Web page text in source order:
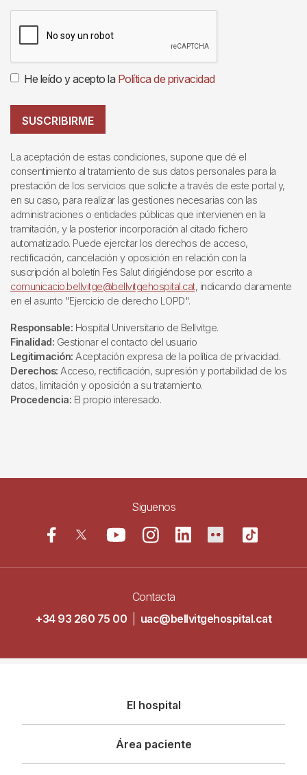
He leído y acepto la Política de privacidad
SUSCRIBIRME
La aceptación de estas condiciones, supone que dé el
consentimiento al tratamiento de sus datos personales para la
prestación de los servicios que solicite a través de este portal y,
en su caso, para realizar las gestiones necesarias con las
administraciones o entidades públicas que intervienen en la
tramitación, y la posterior incorporación al citado fichero
automatizado. Puede ejercitar los derechos de acceso,
rectificación, cancelación y oposición en relación con la
suscripción al boletín Fes Salut dirigiéndose por escrito a
comunicacio.bellvitge@bellvitgehospital.cat, indicando claramente
en el asunto "Ejercicio de derecho LOPD".
Responsable: Hospital Universitario de Bellvitge.
Finalidad: Gestionar el contacto del usuario
Legitimación: Aceptación expresa de la política de privacidad.
Derechos: Acceso, rectificación, supresión y portabilidad de los
datos, limitación y oposición a su tratamiento.
Procedencia: El propio interesado.
Siguenos
Contacta
+34 93 260 75 00
uac@bellvitgehospital.cat
principal
El hospital
Área paciente